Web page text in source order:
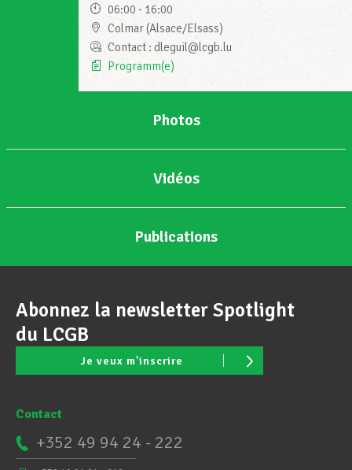
06:00 - 16:00
Colmar (Alsace/Elsass)
Contact : dleguil@lcgb.lu
Programm(e)
Photos
Vidéos
Publications
Abonnez la newsletter Spotlight
du LCGB
Je veux m'inscrire
Contact
+352 49 94 24 - 222